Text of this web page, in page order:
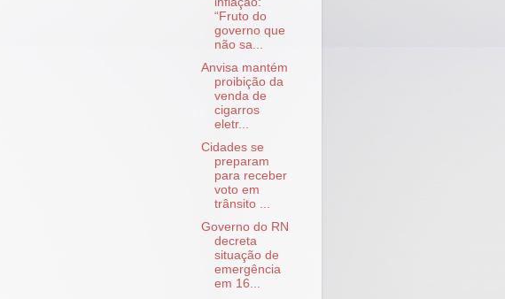
“Fruto do
governo que
não sa...
Anvisa mantém
proibição da
venda de
cigarros
eletr...
Cidades se
preparam
para receber
voto em
trânsito ...
Governo do RN
decreta
situação de
emergência
em 16...